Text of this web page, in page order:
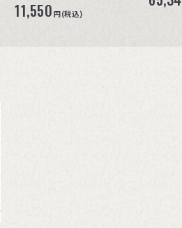
11,550 円(税込)